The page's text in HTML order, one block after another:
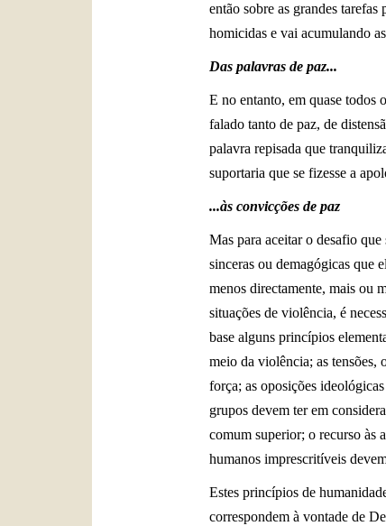
então sobre as grandes
homicidas e vai acumulando
Das palavras de paz...
E no entanto, em quase todos
falado tanto de paz, de
palavra repisada que
suportaria que se fizesse a
...às convicções de paz
Mas para aceitar o desafio
sinceras ou demagógicas que
menos directamente, mais ou
situações de violência, é
base alguns princípios
meio da violência; as tensões,
força; as oposições
grupos devem ter em
comum superior; o recurso às
humanos imprescritíveis
Estes princípios de
correspondem à vontade de